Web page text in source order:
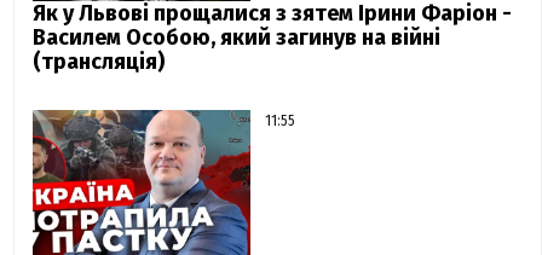
Як у Львові прощалися з зятем Ірини Фаріон -
Василем Особою, який загинув на війні
(трансляція)
11:55